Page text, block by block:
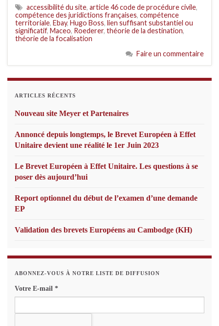
accessibilité du site, article 46 code de procédure civile,
compétence des juridictions françaises, compétence
territoriale, Ebay, Hugo Boss, lien suffisant substantiel ou
significatif, Maceo, Roederer, théorie de la destination,
théorie de la focalisation
Faire un commentaire
ARTICLES RÉCENTS
Nouveau site Meyer et Partenaires
Annoncé depuis longtemps, le Brevet Européen à Effet
Unitaire devient une réalité le 1er Juin 2023
Le Brevet Européen à Effet Unitaire. Les questions à se
poser dès aujourd’hui
Report optionnel du début de l’examen d’une demande
EP
Validation des brevets Européens au Cambodge (KH)
ABONNEZ-VOUS À NOTRE LISTE DE DIFFUSION
Votre E-mail *